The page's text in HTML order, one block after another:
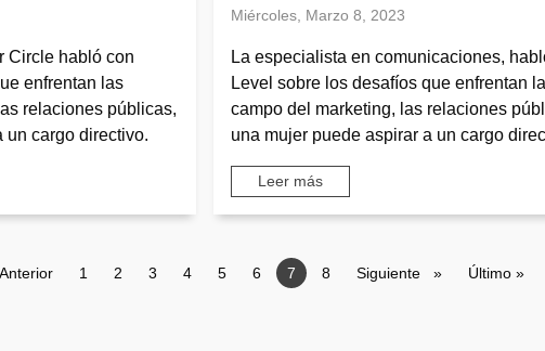
Circle habló con
enfrentan las
relaciones públicas,
un cargo directivo.
Miércoles, Marzo 8, 2023
La especialista en comunicaciones,
Level sobre los desafíos que enfrentan
campo del marketing, las relaciones
una mujer puede aspirar a un cargo
Leer más
Página anterior
Anterior Page
1 Page
2 Page
3 Page
4 Page
5 Page
6 Página actual
7 Page
8 Siguiente página
Siguiente Última
Último »